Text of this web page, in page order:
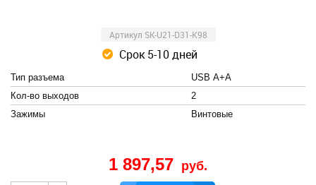
Артикул SK-U21-D31-K98
Срок 5-10 дней
Тип разъема
USB А+А
Кол-во выходов
2
Зажимы
Винтовые
1 897,57 руб.